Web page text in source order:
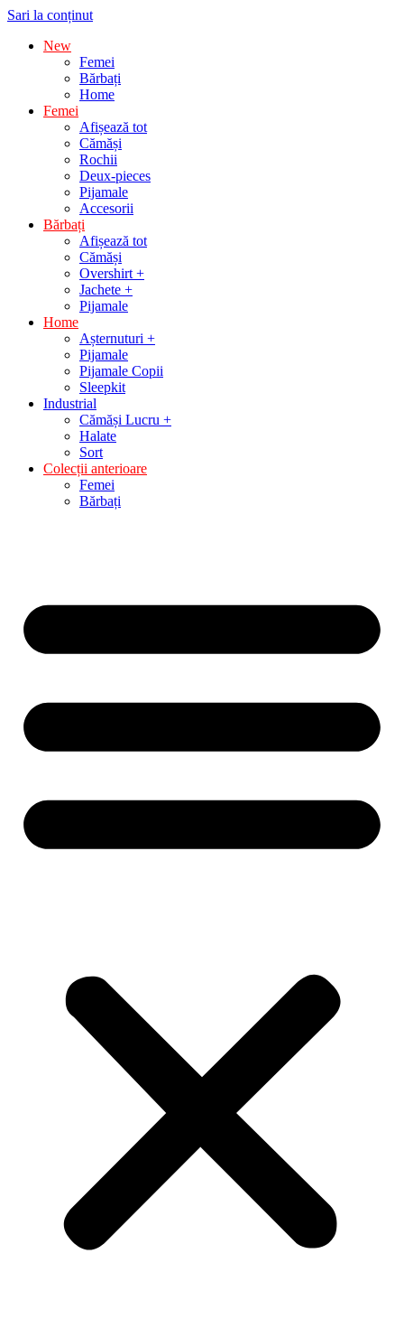
Sari la conținut
New
Femei
Bărbați
Home
Femei
Afișează tot
Cămăși
Rochii
Deux-pieces
Pijamale
Accesorii
Bărbați
Afișează tot
Cămăși
Overshirt +
Jachete +
Pijamale
Home
Așternuturi +
Pijamale
Pijamale Copii
Sleepkit
Industrial
Cămăși Lucru +
Halate
Sort
Colecții anterioare
Femei
Bărbați